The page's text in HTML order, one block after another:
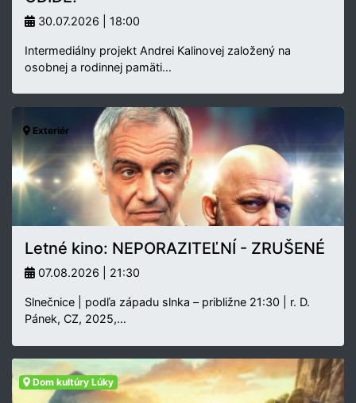
30.07.2026 | 18:00
Intermediálny projekt Andrei Kalinovej založený na
osobnej a rodinnej pamäti…
Exteriér
Letné kino: NEPORAZITEĽNÍ - ZRUŠENÉ
07.08.2026 | 21:30
Slnečnice | podľa západu slnka – približne 21:30 | r. D.
Pánek, CZ, 2025,…
Dom kultúry Lúky